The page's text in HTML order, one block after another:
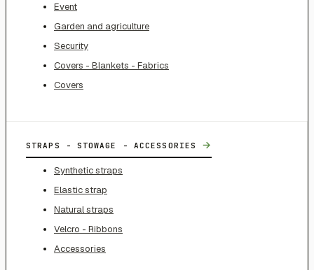
Event
Garden and agriculture
Security
Covers - Blankets - Fabrics
Covers
STRAPS - STOWAGE - ACCESSORIES →
Synthetic straps
Elastic strap
Natural straps
Velcro - Ribbons
Accessories